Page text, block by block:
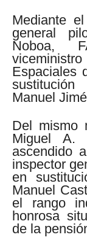
Mediante
general
Noboa,
Espaciales
Manuel
Del mismo
Miguel A.
ascendido
inspector
en
Manuel
el rango
honrosa
de la